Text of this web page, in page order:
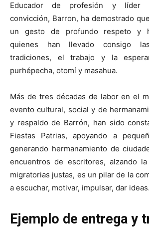
Educador de profesión y líder
convicción, Barron, ha demostrado
un gesto de profundo respeto y
quienes han llevado consigo
tradiciones, el trabajo y la
purhépecha, otomí y masahua.
Más de tres décadas de labor en el
evento cultural, social y de
y respaldo de Barrón, han sido
Fiestas Patrias, apoyando a
generando hermanamiento de
encuentros de escritores, alzando
migratorias justas, es un pilar de la
a escuchar, motivar, impulsar, dar
Ejemplo de entrega y